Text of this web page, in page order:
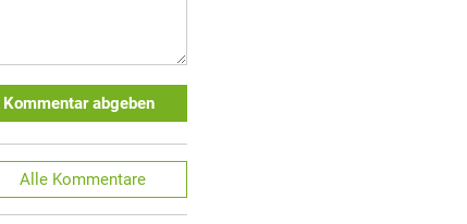
Kommentar abgeben
Alle Kommentare